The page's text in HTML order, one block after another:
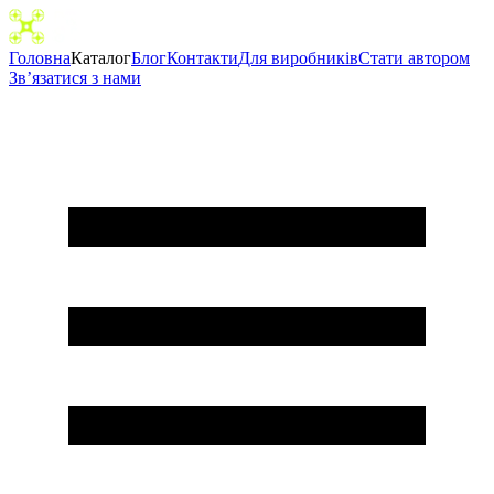
ГоловнаКаталогБлогКонтактиДля виробниківCтати автором
Зв’язатися з нами